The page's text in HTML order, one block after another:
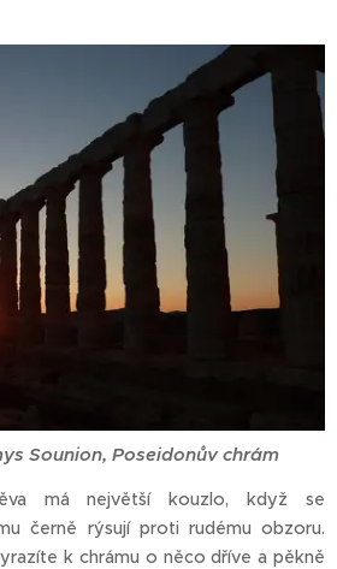
Sounion, Poseidonův chrám
má největší kouzlo, když se
černě rýsují proti rudému obzoru.
k chrámu o něco dříve a pěkně